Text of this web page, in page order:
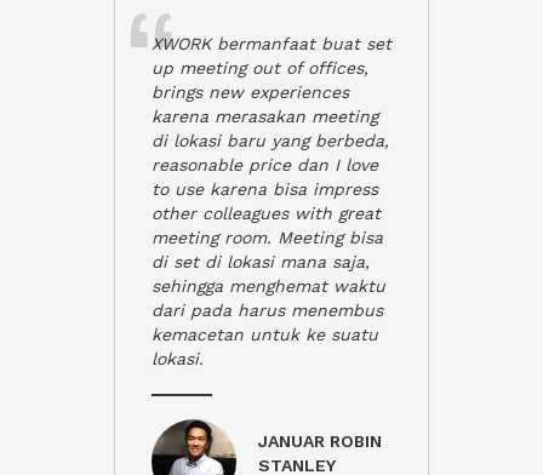
XWORK bermanfaat buat set
up meeting out of offices,
brings new experiences
karena merasakan meeting
di lokasi baru yang berbeda,
reasonable price dan I love
to use karena bisa impress
other colleagues with great
meeting room. Meeting bisa
di set di lokasi mana saja,
sehingga menghemat waktu
dari pada harus menembus
kemacetan untuk ke suatu
lokasi.
JANUAR ROBIN
STANLEY